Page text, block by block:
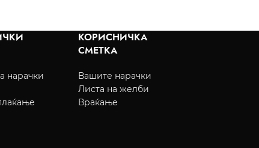
нарачки
КОРИСНИЧКА
СМЕТКА
Вашите нарачки
Листа на желби
Враќање